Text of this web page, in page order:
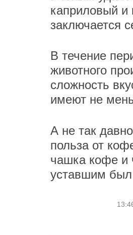
каприловый и
заключается
В течение
животного
сложность
имеют не
А не так
польза от
чашка кофе и
уставшим